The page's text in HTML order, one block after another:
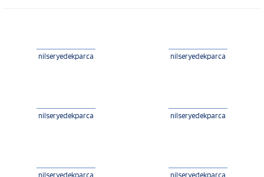
nilseryedekparca nilseryedekparca
nilseryedekparca nilseryedekparca
nilseryedekparca nilseryedekparca